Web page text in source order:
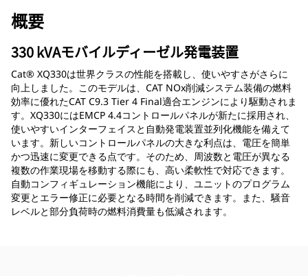
概要
330 kVAモバイルディーゼル発電装置
Cat® XQ330は世界クラスの性能を搭載し、使いやすさがさらに
向上しました。このモデルは、CAT NOx削減システム装備の燃料
効率に優れたCAT C9.3 Tier 4 Final適合エンジンにより駆動されま
す。XQ330にはEMCP 4.4コントロールパネルが新たに採用され、
使いやすいインターフェイスと自動発電装置並列化機能を備えて
います。新しいコントロールパネルの大きな利点は、電圧を簡単
かつ迅速に変更できる点です。そのため、周波数と電圧が異なる
複数の作業現場を移動する際にも、高い柔軟性で対応できます。
自動コンフィギュレーション機能により、ユニットのプログラム
変更とエラー修正に必要となる時間を削減できます。また、騒音
レベルと部分負荷時の燃料消費量も低減されます。